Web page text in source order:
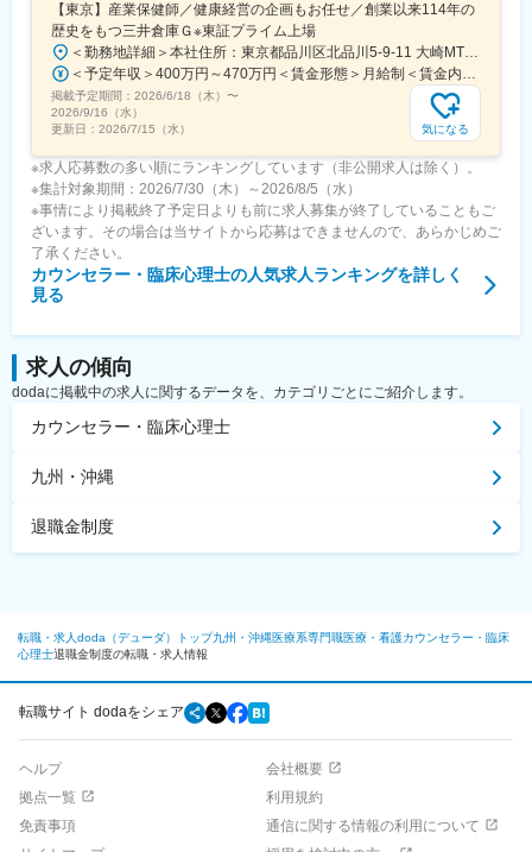
【東京】産業保健師／健康経営の企画もお任せ／創業以来114年の
歴史をもつ三井倉庫Ｇ※東証プライム上場
＜勤務地詳細＞本社住所：東京都品川区北品川5-9-11 大崎MTビル3F勤務地最寄駅：各線／大崎駅受動喫煙対策：屋内全面禁煙変更の範囲：会社の定める事業所
＜予定年収＞400万円～470万円＜賃金形態＞月給制＜賃金内訳＞月額（基本給）：270,000円～320,000円＜月給＞270,000円～320,000円＜昇給有無＞有＜残業手当＞有＜給与補足＞※能力・ご経験を考慮して、当社規定により決定いたします。■昇給：年1回（4月）■賞与：年2回（6・12月） 賃金はあくまでも目安の金額であり、選考を通じて上下する可能性があります。月給(月額)は固定手当を含めた表記です。
掲載予定期間： 2026/6/18（木） 〜
2026/9/16（水）
更新日： 2026/7/15（水） 気になる
※求人応募数の多い順にランキングしています（非公開求人は除く）。
※集計対象期間：2026/7/30（木）～2026/8/5（水）
※事情により掲載終了予定日よりも前に求人募集が終了していることもご
ざいます。その場合は当サイトから応募はできませんので、あらかじめご
了承ください。
カウンセラー・臨床心理士の人気求人ランキングを詳しく
見る
求人の傾向
dodaに掲載中の求人に関するデータを、カテゴリごとにご紹介します。
カウンセラー・臨床心理士
九州・沖縄
退職金制度
転職・求人doda（デューダ）トップ九州・沖縄医療系専門職医療・看護カウンセラー・臨床
心理士退職金制度の転職・求人情報
転職サイト dodaをシェア
ヘルプ
会社概要
拠点一覧
利用規約
免責事項
通信に関する情報の利用について